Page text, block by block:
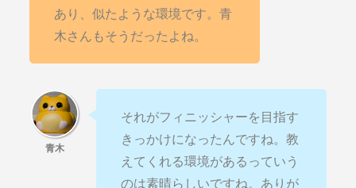
あり、似たような環境です。青
木さんもそうだったよね。
それがフィニッシャーを目指す
きっかけになったんですね。教
えてくれる環境があるっていう
のは素晴らしいですね。ありが